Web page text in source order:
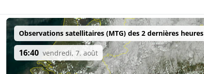
Observations satellitaires (MTG) des 2 dernières heures
16:40 vendredi, 7. août